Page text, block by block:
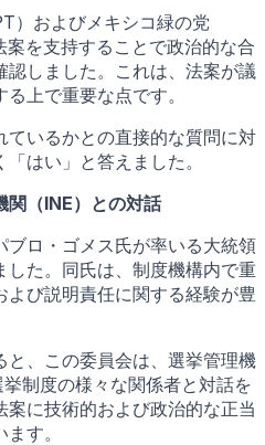
）およびメキシコ緑の党
案を支持することで政治的な合
しました。これは、法案が議
上で重要な点です。
ているかとの直接的な質問に対
はい」と答えました。
関（INE）との対話
ロ・ゴメス氏が率いる大統領
した。同氏は、制度機構内で重
び説明責任に関する経験が豊
と、この委員会は、選挙管理機
制度の様々な関係者と対話を
に技術的および政治的な正当
す。